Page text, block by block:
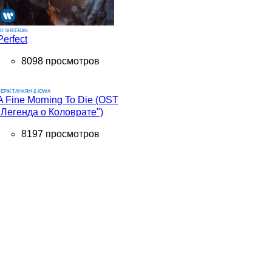
SHEERAN
8098 просмотров
ТАНКЯН & IOWA
Fine Morning To Die (OST
о Коловрате")
8197 просмотров